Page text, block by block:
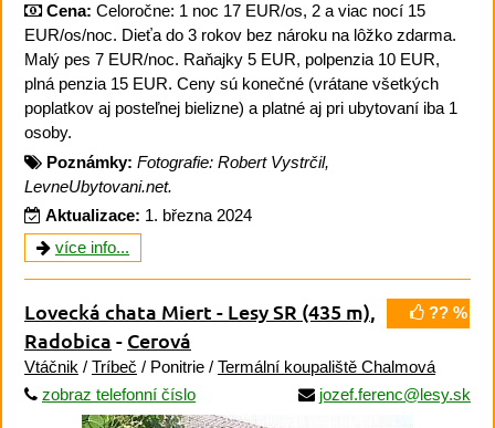
Cena: Celoročne: 1 noc 17 EUR/os, 2 a viac nocí 15
EUR/os/noc. Dieťa do 3 rokov bez nároku na lôžko zdarma.
Malý pes 7 EUR/noc. Raňajky 5 EUR, polpenzia 10 EUR,
plná penzia 15 EUR. Ceny sú konečné (vrátane všetkých
poplatkov aj posteľnej bielizne) a platné aj pri ubytovaní iba 1
osoby.
Poznámky: Fotografie: Robert Vystrčil,
LevneUbytovani.net.
Aktualizace: 1. března 2024
více info...
?? %
Lovecká chata Miert - Lesy SR (435 m),
Radobica - Cerová
Vtáčnik / Tríbeč / Ponitrie / Termální koupaliště Chalmová
zobraz telefonní číslo
jozef.ferenc@lesy.sk